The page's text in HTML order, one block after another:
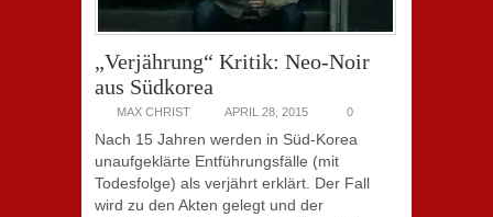
„Verjährung“ Kritik: Neo-Noir
aus Südkorea
MAX CHRIST APRIL 28, 2015 0
Nach 15 Jahren werden in Süd-Korea
unaufgeklärte Entführungsfälle (mit
Todesfolge) als verjährt erklärt. Der Fall
wird zu den Akten gelegt und der